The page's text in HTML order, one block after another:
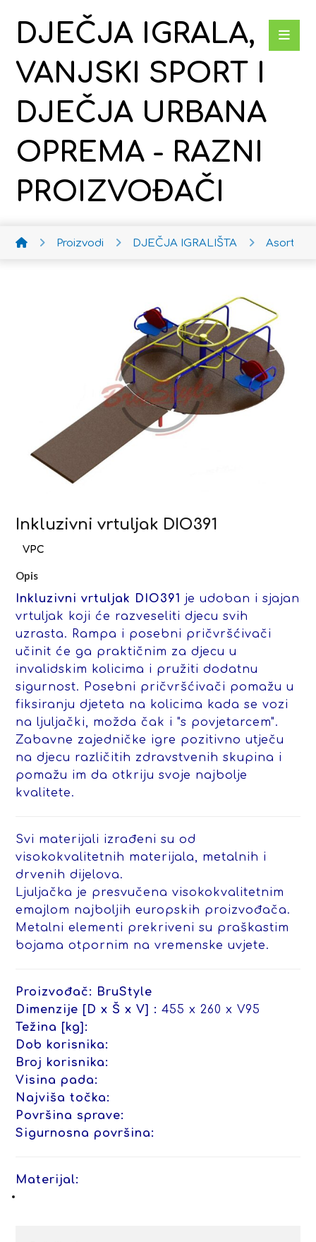
DJEČJA IGRALA,
VANJSKI SPORT I
DJEČJA URBANA
OPREMA - RAZNI
PROIZVOĐAČI
Proizvodi DJEČJA IGRALIŠTA
Inkluzivni vrtuljak DIO391
Opis
Inkluzivni vrtuljak DIO391 je udoban i sjajan
vrtuljak koji će razveseliti djecu svih
uzrasta. Rampa i posebni pričvršćivači
učinit će ga praktičnim za djecu u
invalidskim kolicima i pružiti dodatnu
sigurnost. Posebni pričvršćivači pomažu u
fiksiranju djeteta na kolicima kada se vozi
na ljuljački, možda čak i "s povjetarcem".
Zabavne zajedničke igre pozitivno utječu
na djecu različitih zdravstvenih skupina i
pomažu im da otkriju svoje najbolje
kvalitete.
Svi materijali izrađeni su od
visokokvalitetnih materijala, metalnih i
drvenih dijelova.
Ljuljačka je presvučena visokokvalitetnim
emajlom najboljih europskih proizvođača.
Metalni elementi prekriveni su praškastim
bojama otpornim na vremenske uvjete.
Proizvođač: BruStyle
Dimenzije [D x Š x V] : 455 x 260 x V95
Težina [kg]:
Dob korisnika:
Broj korisnika:
Visina pada:
Najviša točka:
Površina sprave:
Sigurnosna površina:
Materijal: